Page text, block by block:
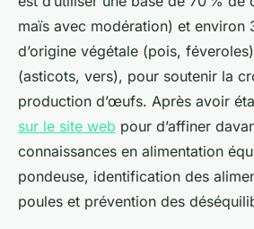
maïs avec modération) et environ
d’origine végétale (pois,
(asticots, vers), pour soutenir la
production d’œufs. Après avoir
sur le site web pour d’affiner
connaissances en alimentation
pondeuse, identification des
poules et prévention des